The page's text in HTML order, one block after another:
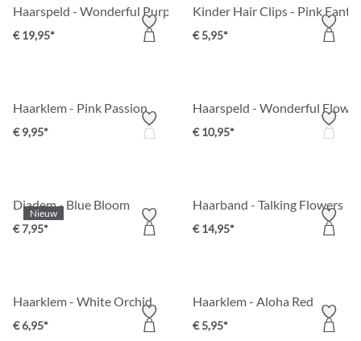
Haarspeld - Wonderful Purple
€ 19,95*
Kinder Hair Clips - Pink
€ 5,95*
Haarklem - Pink Passion
€ 9,95*
Haarspeld - Wonderful Flower
€ 10,95*
Nieuw
Diadem - Blue Bloom
€ 7,95*
Haarband - Talking Flowers
€ 14,95*
Haarklem - White Orchid
€ 6,95*
Haarklem - Aloha Red
€ 5,95*